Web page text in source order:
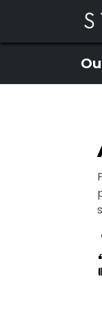
Skip to Content